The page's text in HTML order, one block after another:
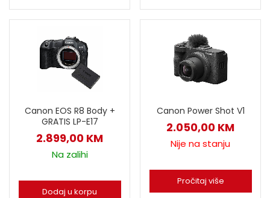
Canon EOS R8 Body +
GRATIS LP-E17
2.899,00 KM
Na zalihi
Dodaj u korpu
Canon Power Shot V1
2.050,00 KM
Nije na stanju
Pročitaj više